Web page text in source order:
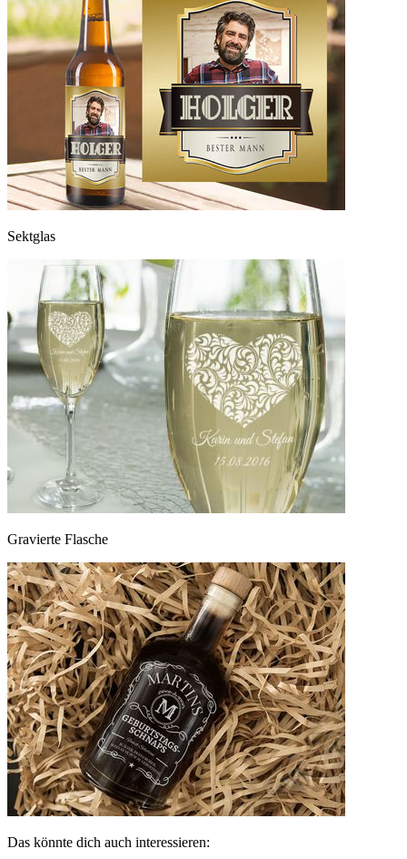
Sektglas
Gravierte Flasche
Das könnte dich auch interessieren: